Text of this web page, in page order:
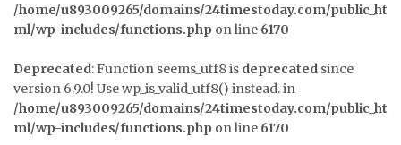
/home/u893009265/domains/24timestoday.com/public_ht
ml/wp-includes/functions.php on line 6170
Deprecated: Function seems_utf8 is deprecated since
version 6.9.0! Use wp_is_valid_utf8() instead. in
/home/u893009265/domains/24timestoday.com/public_ht
ml/wp-includes/functions.php on line 6170